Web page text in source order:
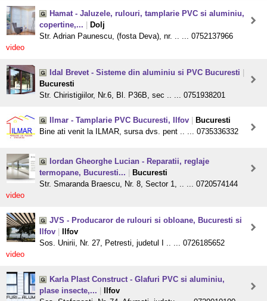
Hamat - Jaluzele, rulouri, tamplarie PVC si aluminiu,
copertine,...
Dolj
Str. Adrian Paunescu, (fosta Deva), nr. .. ... 0752137966
video
Idal Brevet - Sisteme din aluminiu si PVC Bucuresti
Bucuresti
Str. Chiristigiilor, Nr.6, Bl. P36B, sec .. ... 0751938201
Ilmar - Tamplarie PVC Bucuresti, Ilfov
Bucuresti
Bine ati venit la ILMAR, sursa dvs. pent .. ... 0735336332
Iordan Gheorghe Lucian - Reparatii, reglaje
termopane, Bucuresti...
Bucuresti
Str. Smaranda Braescu, Nr. 8, Sector 1, .. ... 0720574144
video
JVS - Producaror de rulouri si obloane, Bucuresti si
Ilfov
Ilfov
Sos. Unirii, Nr. 27, Petresti, judetul I .. ... 0726185652
video
Karla Plast Construct - Glafuri PVC si aluminiu,
plase insecte,...
Ilfov